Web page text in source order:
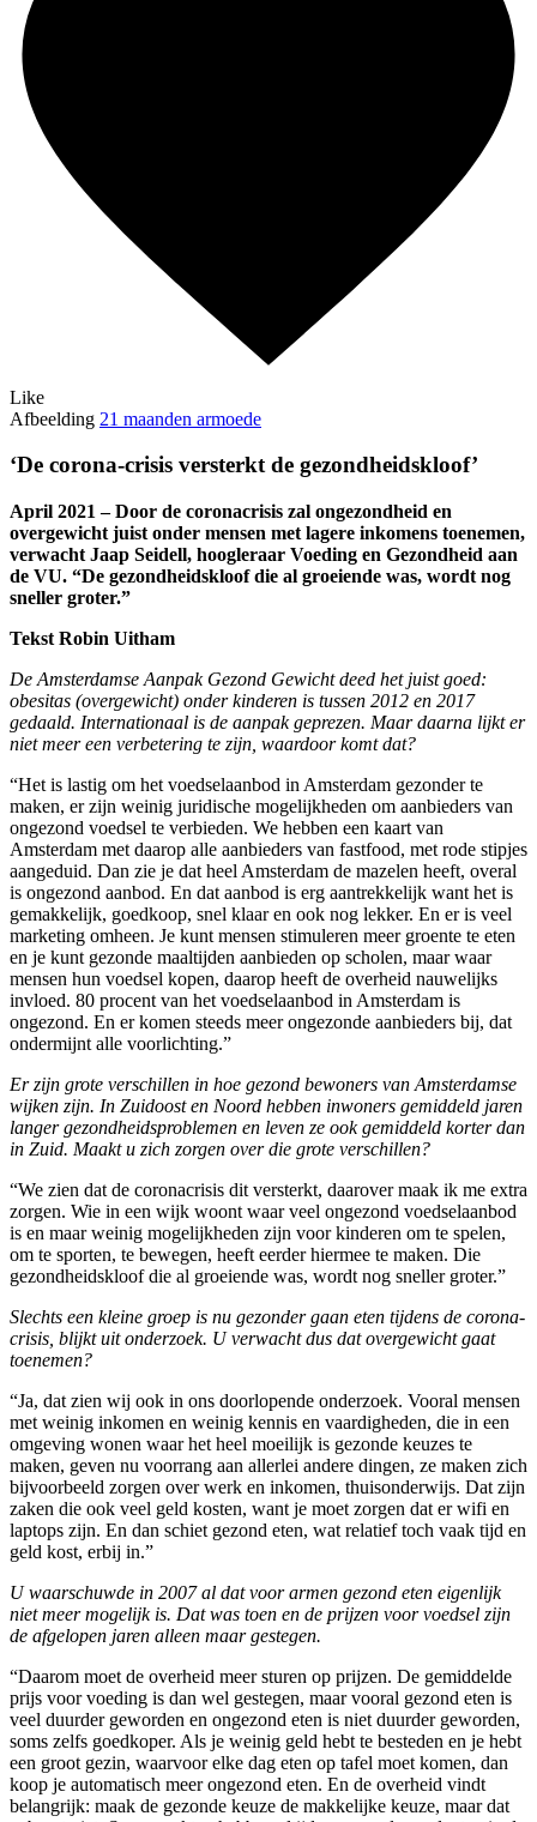
Like
Afbeelding 21 maanden armoede
‘De corona-crisis versterkt de gezondheidskloof’
April 2021 – Door de coronacrisis zal ongezondheid en
overgewicht juist onder mensen met lagere inkomens toenemen,
verwacht Jaap Seidell, hoogleraar Voeding en Gezondheid aan
de VU. “De gezondheidskloof die al groeiende was, wordt nog
sneller groter.”
Tekst Robin Uitham
De Amsterdamse Aanpak Gezond Gewicht deed het juist goed:
obesitas (overgewicht) onder kinderen is tussen 2012 en 2017
gedaald. Internationaal is de aanpak geprezen. Maar daarna lijkt er
niet meer een verbetering te zijn, waardoor komt dat?
“Het is lastig om het voedselaanbod in Amsterdam gezonder te
maken, er zijn weinig juridische mogelijkheden om aanbieders van
ongezond voedsel te verbieden. We hebben een kaart van
Amsterdam met daarop alle aanbieders van fastfood, met rode stipjes
aangeduid. Dan zie je dat heel Amsterdam de mazelen heeft, overal
is ongezond aanbod. En dat aanbod is erg aantrekkelijk want het is
gemakkelijk, goedkoop, snel klaar en ook nog lekker. En er is veel
marketing omheen. Je kunt mensen stimuleren meer groente te eten
en je kunt gezonde maaltijden aanbieden op scholen, maar waar
mensen hun voedsel kopen, daarop heeft de overheid nauwelijks
invloed. 80 procent van het voedselaanbod in Amsterdam is
ongezond. En er komen steeds meer ongezonde aanbieders bij, dat
ondermijnt alle voorlichting.”
Er zijn grote verschillen in hoe gezond bewoners van Amsterdamse
wijken zijn. In Zuidoost en Noord hebben inwoners gemiddeld jaren
langer gezondheidsproblemen en leven ze ook gemiddeld korter dan
in Zuid. Maakt u zich zorgen over die grote verschillen?
“We zien dat de coronacrisis dit versterkt, daarover maak ik me extra
zorgen. Wie in een wijk woont waar veel ongezond voedselaanbod
is en maar weinig mogelijkheden zijn voor kinderen om te spelen,
om te sporten, te bewegen, heeft eerder hiermee te maken. Die
gezondheidskloof die al groeiende was, wordt nog sneller groter.”
Slechts een kleine groep is nu gezonder gaan eten tijdens de corona-
crisis, blijkt uit onderzoek. U verwacht dus dat overgewicht gaat
toenemen?
“Ja, dat zien wij ook in ons doorlopende onderzoek. Vooral mensen
met weinig inkomen en weinig kennis en vaardigheden, die in een
omgeving wonen waar het heel moeilijk is gezonde keuzes te
maken, geven nu voorrang aan allerlei andere dingen, ze maken zich
bijvoorbeeld zorgen over werk en inkomen, thuisonderwijs. Dat zijn
zaken die ook veel geld kosten, want je moet zorgen dat er wifi en
laptops zijn. En dan schiet gezond eten, wat relatief toch vaak tijd en
geld kost, erbij in.”
U waarschuwde in 2007 al dat voor armen gezond eten eigenlijk
niet meer mogelijk is. Dat was toen en de prijzen voor voedsel zijn
de afgelopen jaren alleen maar gestegen.
“Daarom moet de overheid meer sturen op prijzen. De gemiddelde
prijs voor voeding is dan wel gestegen, maar vooral gezond eten is
veel duurder geworden en ongezond eten is niet duurder geworden,
soms zelfs goedkoper. Als je weinig geld hebt te besteden en je hebt
een groot gezin, waarvoor elke dag eten op tafel moet komen, dan
koop je automatisch meer ongezond eten. En de overheid vindt
belangrijk: maak de gezonde keuze de makkelijke keuze, maar dat